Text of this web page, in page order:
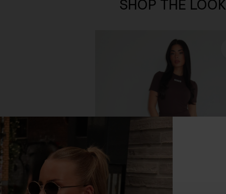
SHOP THE LOOK